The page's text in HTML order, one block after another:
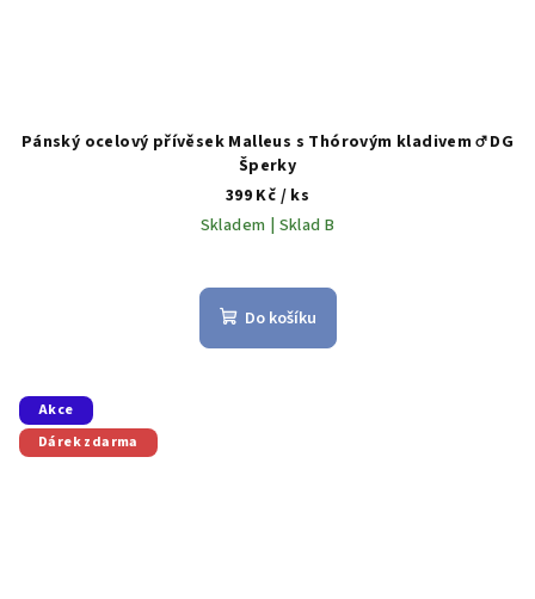
Pánský ocelový přívěsek Malleus s Thórovým kladivem ♂️ DG
Šperky
399 Kč / ks
Skladem | Sklad B
Do košíku
Akce
Dárek zdarma